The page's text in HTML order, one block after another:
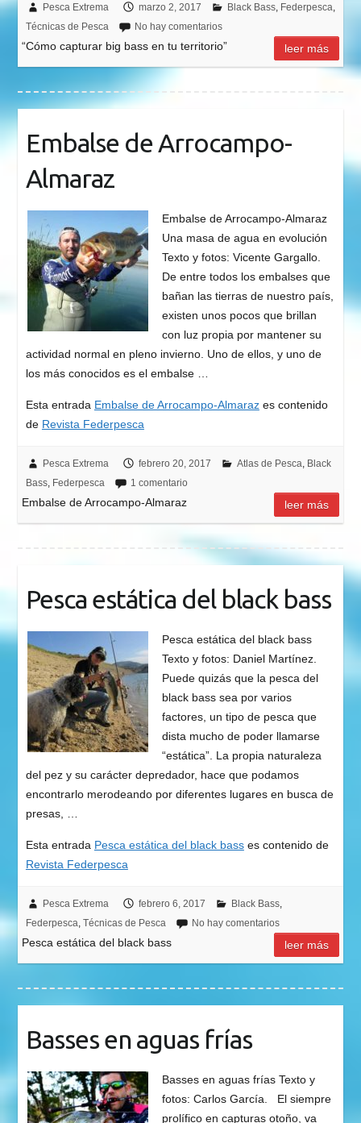
Pesca Extrema marzo 2, 2017 Black Bass, Federpesca
Técnicas de Pesca
No hay comentarios
“Cómo capturar big bass en tu territorio” leer más
Embalse de Arrocampo-
Almaraz
Embalse de Arrocampo-Almaraz
Una masa de agua en evolución
Texto y fotos: Vicente Gargallo.
De entre todos los embalses que
bañan las tierras de nuestro país,
existen unos pocos que brillan
con luz propia por mantener su
actividad normal en pleno invierno. Uno de ellos, y uno de
los más conocidos es el embalse …
Esta entrada Embalse de Arrocampo-Almarazes contenido
de Revista Federpesca
Pesca Extrema febrero 20, 2017 Atlas de Pesca Black
Bass, Federpesca 1 comentario
Embalse de Arrocampo-Almaraz leer más
Pesca estática del black bass
Pesca estática del black bass
Texto y fotos: Daniel Martínez.
Puede quizás que la pesca del
black bass sea por varios
factores, un tipo de pesca que
dista mucho de poder llamarse
“estática”. La propia naturaleza
del pez y su carácter depredador, hace que podamos
encontrarlo merodeando por diferentes lugares en busca de
presas, …
Esta entrada Pesca estática del black basses contenido de
Revista Federpesca
Pesca Extrema febrero 6, 2017 Black Bass,
Federpesca Técnicas de Pesca No hay comentarios
Pesca estática del black bass leer más
Basses en aguas frías
Basses en aguas frías Texto y
fotos: Carlos García. El siempre
prolífico en capturas otoño, va